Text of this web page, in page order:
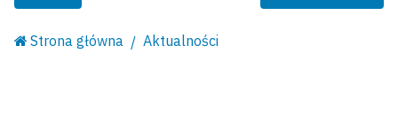
Strona główna Aktualności